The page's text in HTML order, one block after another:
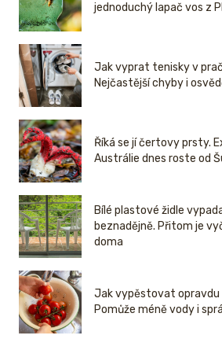
jednoduchý lapač vos z
Jak vyprat tenisky v
Nejčastější chyby i
Říká se jí čertovy prsty.
Austrálie dnes roste od
Bílé plastové židle
beznadějně. Přitom je
doma
Jak vypěstovat opravdu
Pomůže méně vody i